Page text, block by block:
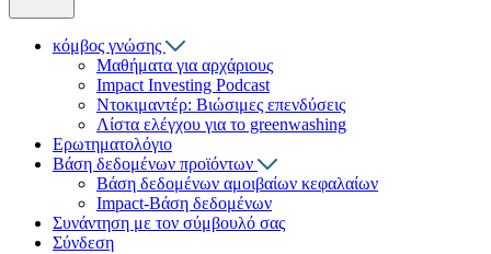
κόμβος γνώσης
Μαθήματα για αρχάριους
Impact Investing Podcast
Ντοκιμαντέρ: Βιώσιμες επενδύσεις
Λίστα ελέγχου για το greenwashing
Ερωτηματολόγιο
Βάση δεδομένων προϊόντων
Βάση δεδομένων αμοιβαίων κεφαλαίων
Impact-Βάση δεδομένων
Συνάντηση με τον σύμβουλό σας
Σύνδεση